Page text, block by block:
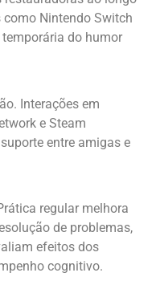
Nintendo Switch
do humor
Interações em
e Steam
entre amigas e
regular melhora
de problemas,
efeitos dos
cognitivo.